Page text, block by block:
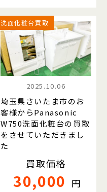
洗面化粧台買取
2025.10.06
埼玉県さいたま市のお
客様からPanasonic
W750洗面化粧台の買取
をさせていただきまし
た
買取価格
30,000 円